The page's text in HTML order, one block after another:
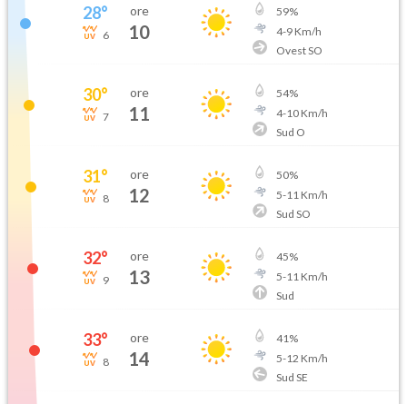
28°
6
ore
10
59%
4-9Km/h
Ovest SO
30°
7
ore
11
54%
4-10Km/h
Sud O
31°
8
ore
12
50%
5-11 Km/h
Sud SO
32°
9
ore
13
45%
5-11 Km/h
Sud
33°
8
ore
14
41%
5-12 Km/h
Sud SE